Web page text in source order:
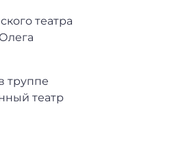
театра
труппе
театр